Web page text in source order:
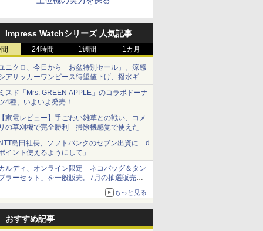
Impress Watchシリーズ 人気記事
24時間 1週間 1カ月
ニクロ、今日から「お盆特別セール」。涼感
アサッカーワンピース待望値下げ、撥水ギア
ョーツは1990円に
スド「Mrs. GREEN APPLE」のコラボドーナ
4種、いよいよ発売！
家電レビュー】手ごわい雑草との戦い、コメ
の草刈機で完全勝利 掃除機感覚で使えた
島田社長、ソフトバンクのセブン出資に「d
イント使えるようにして」
ルディ、オンライン限定「ネコバッグ＆タン
ラーセット」を一般販売。7月の抽選販売の
もっと見る
おすすめ記事